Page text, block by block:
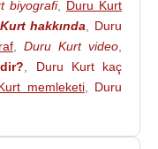
biyografi, Duru Kurt
hakkında, Duru
, Duru Kurt video,
, Duru Kurt kaç
memleketi, Duru